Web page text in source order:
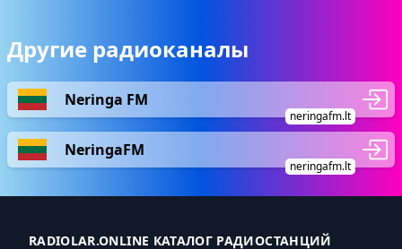
Другие радиоканалы
Neringa FM
neringafm.lt
NeringaFM
neringafm.lt
RADIOLAR.ONLINE КАТАЛОГ РАДИОСТАНЦИЙ